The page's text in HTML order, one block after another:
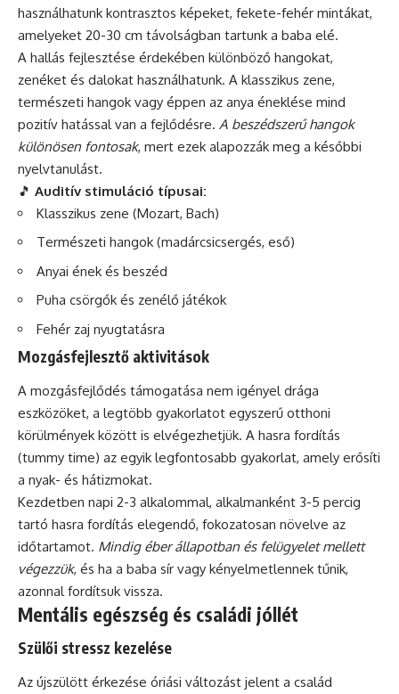
használhatunk kontrasztos képeket, fekete-fehér mintákat,
amelyeket 20-30 cm távolságban tartunk a baba elé.
A hallás fejlesztése érdekében különböző hangokat,
zenéket és dalokat használhatunk. A klasszikus zene,
természeti hangok vagy éppen az anya éneklése mind
pozitív hatással van a fejlődésre. A beszédszerű hangok
különösen fontosak, mert ezek alapozzák meg a későbbi
nyelvtanulást.
🎵 Auditív stimuláció típusai:
Klasszikus zene (Mozart, Bach)
Természeti hangok (madárcsicsergés, eső)
Anyai ének és beszéd
Puha csörgők és zenélő játékok
Fehér zaj nyugtatásra
Mozgásfejlesztő aktivitások
A mozgásfejlődés támogatása nem igényel drága
eszközöket, a legtöbb gyakorlatot egyszerű otthoni
körülmények között is elvégezhetjük. A hasra fordítás
(tummy time) az egyik legfontosabb gyakorlat, amely erősíti
a nyak- és hátizmokat.
Kezdetben napi 2-3 alkalommal, alkalmanként 3-5 percig
tartó hasra fordítás elegendő, fokozatosan növelve az
időtartamot. Mindig éber állapotban és felügyelet mellett
végezzük, és ha a baba sír vagy kényelmetlennek tűnik,
azonnal fordítsuk vissza.
Mentális egészség és családi jóllét
Szülői stressz kezelése
Az újszülött érkezése óriási változást jelent a család